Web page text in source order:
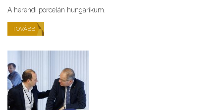
A herendi porcelán hungarikum.
TOVÁBB